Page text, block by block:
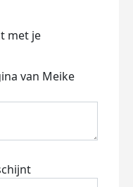
met je
van Meike